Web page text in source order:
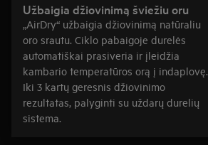
Užbaigia džiovinimą šviežiu oru
„AirDry“ užbaigia džiovinimą natūraliu
oro srautu. Ciklo pabaigoje durelės
automatiškai prasiveria ir įleidžia
kambario temperatūros orą į indaplovę.
Iki 3 kartų geresnis džiovinimo
rezultatas, palyginti su uždarų durelių
sistema.